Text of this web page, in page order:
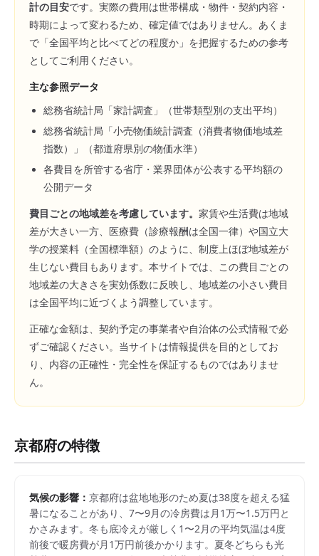
計の目安です。実際の費用は世帯構成・物件・契約内容・
時期によって変わるため、確定値ではありません。あくま
で「全国平均と比べてどの程度か」を把握するための参考
としてご利用ください。
主な参照データ
総務省統計局「家計調査」（世帯類型別の支出平均）
総務省統計局「小売物価統計調査（消費者物価地域差
指数）」（都道府県別の物価水準）
各費目を所管する省庁・業界団体が公表する平均額の
公開データ
費目ごとの地域差を考慮しています。 家賃や生活費は地域
差が大きい一方、医療費（診療報酬は全国一律）や国立大
学の授業料（全国標準額）のように、制度上ほぼ地域差が
生じない費目もあります。本サイトでは、この費目ごとの
地域差の大きさを実効係数に反映し、地域差の小さい費目
は全国平均に近づくよう調整しています。
正確な金額は、契約予定の事業者や自治体の公式情報で必
ずご確認ください。当サイトは情報提供を目的としてお
り、内容の正確性・完全性を保証するものではありませ
ん。
京都府の特徴
気候の影響： 京都府は盆地地形のため夏は38度を超える猛
暑になることがあり、7〜9月の冷房費は月1万〜1.5万円と
かさみます。冬も底冷えが厳しく1〜2月の平均気温は4度
前後で暖房費が月1万円前後かかります。夏冬どちらも光